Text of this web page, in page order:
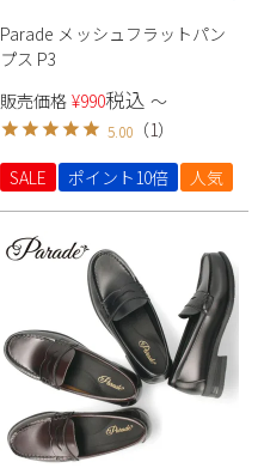
Parade メッシュフラットパン
プス P3
販売価格 ¥990税込 〜
5.00 （1）
SALE
ポイント10倍 人気